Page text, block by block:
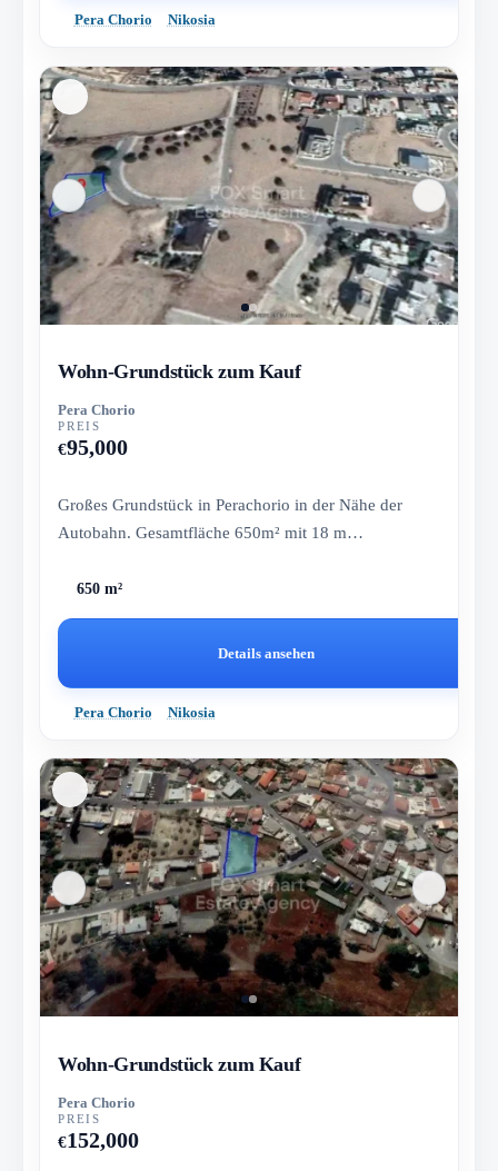
Pera Chorio Nikosia
Wohn-Grundstück zum Kauf
Pera Chorio
PREIS
€95,000
Großes Grundstück in Perachorio in der Nähe der
Autobahn. Gesamtfläche 650m² mit 18 m
650 m²
Details ansehen
Pera Chorio Nikosia
Wohn-Grundstück zum Kauf
Pera Chorio
PREIS
€152,000